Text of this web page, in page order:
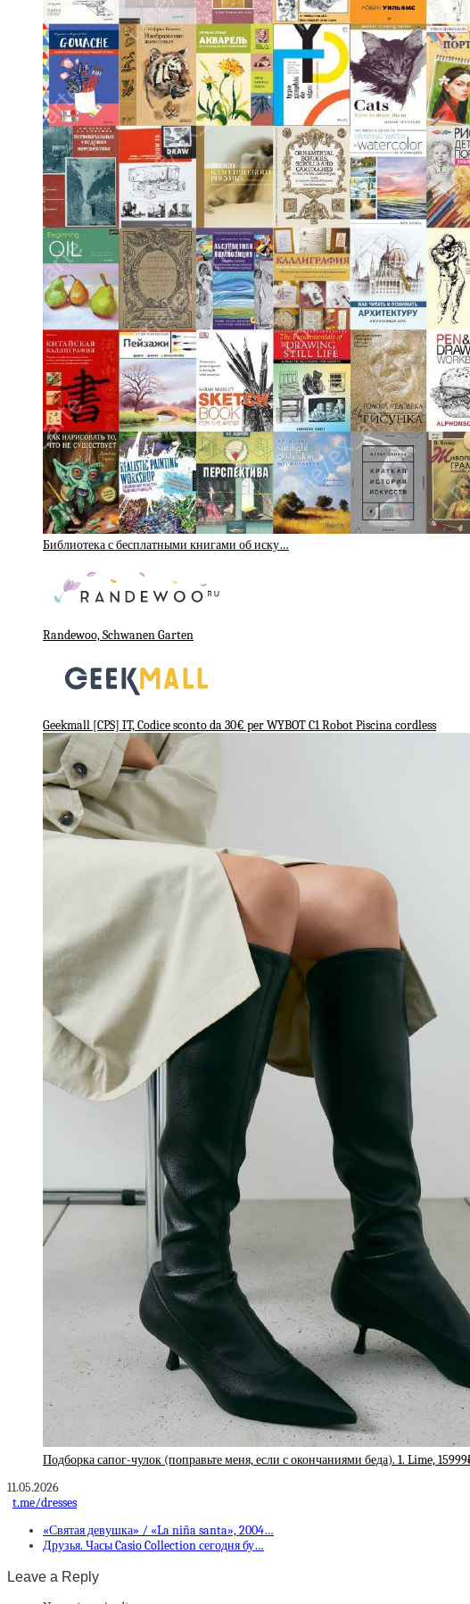
Библиотека с бесплатными книгами об иску…
Randewoo, Schwanen Garten
Geekmall [CPS] IT, Codice sconto da 30€ per WYBOT C1 Robot Piscina cordless
Подборка сапог-чулок (поправьте меня, если с окончаниями беда). 1. Lime,
11.05.2026
t.me/dresses
«Святая девушка» / «La niña santa», 2004…
Друзья. Часы Casio Collection сегодня бу…
Leave a Reply